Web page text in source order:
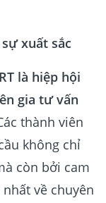
xuất sắc
là hiệp hội
gia tư vấn
thành viên
không chỉ
còn bởi cam
về chuyên